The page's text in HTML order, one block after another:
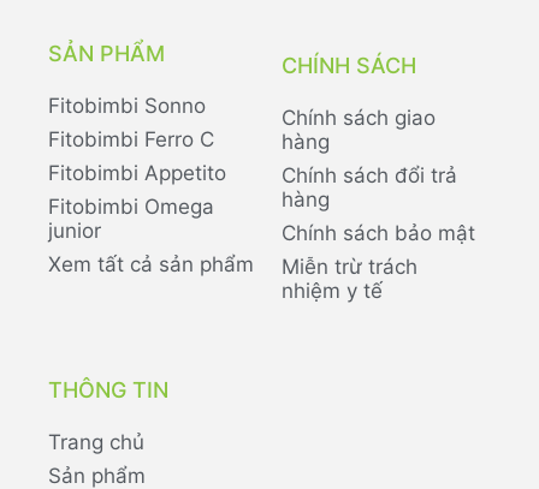
SẢN PHẨM
Fitobimbi Sonno
Fitobimbi Ferro C
Fitobimbi Appetito
Fitobimbi Omega
junior
Xem tất cả sản phẩm
CHÍNH SÁCH
Chính sách giao
hàng
Chính sách đổi trả
hàng
Chính sách bảo mật
Miễn trừ trách
nhiệm y tế
THÔNG TIN
Trang chủ
Sản phẩm